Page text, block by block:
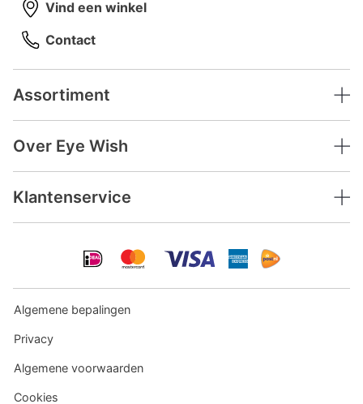
Assortiment
Over Eye Wish
Klantenservice
Vind een winkel
Contact
Algemene bepalingen
Privacy
Algemene voorwaarden
Cookies